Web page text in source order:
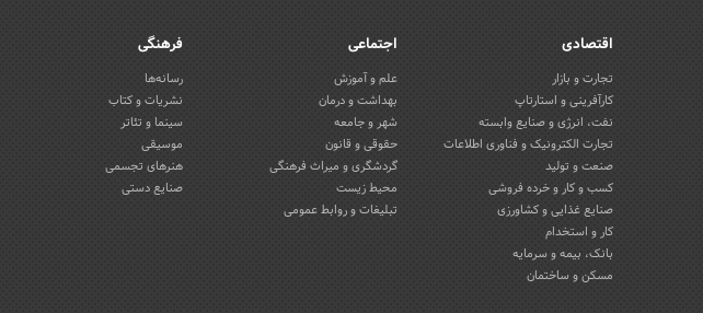
اقتصادی
تجارت و بازار
کارآفرینی و استارتاپ
نفت، انرژی و صنایع وابسته
تجارت الکترونیک و فناوری اطلاعات
صنعت و تولید
کسب و کار و خرده فروشی
صنایع غذایی و کشاورزی
کار و استخدام
بانک، بیمه و سرمایه
مسکن و ساختمان
اجتماعی
علم و آموزش
بهداشت و درمان
شهر و جامعه
حقوقی و قانون
گردشگری و میراث فرهنگی
محیط زیست
تبلیغات و روابط عمومی
فرهنگی
رسانه‌ها
نشریات و کتاب
سینما و تئاتر
موسیقی
هنرهای تجسمی
صنایع دستی